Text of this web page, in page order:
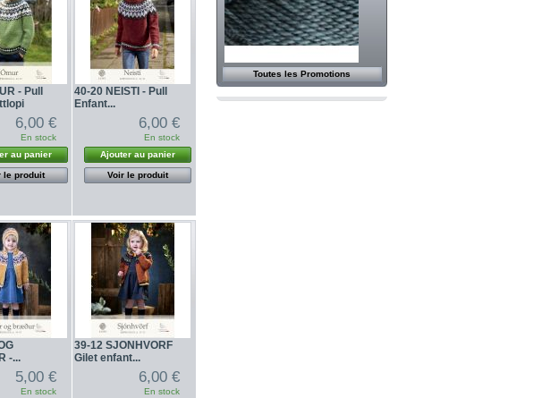
- Pull
6,00 €
En stock
au panier
le produit
40-20 NEISTI - Pull
Enfant...
6,00 €
En stock
Ajouter au panier
Voir le produit
-...
5,00 €
En stock
39-12 SJONHVORF
Gilet enfant...
6,00 €
En stock
Toutes les Promotions